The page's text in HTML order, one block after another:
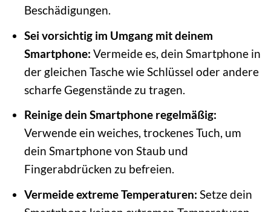
Beschädigungen.
Sei vorsichtig im Umgang mit deinem
Smartphone: Vermeide es, dein Smartphone in
der gleichen Tasche wie Schlüssel oder andere
scharfe Gegenstände zu tragen.
Reinige dein Smartphone regelmäßig:
Verwende ein weiches, trockenes Tuch, um
dein Smartphone von Staub und
Fingerabdrücken zu befreien.
Vermeide extreme Temperaturen: Setze dein